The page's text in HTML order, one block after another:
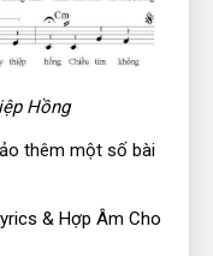
Hồng
thêm một số bài
& Hợp Âm Cho